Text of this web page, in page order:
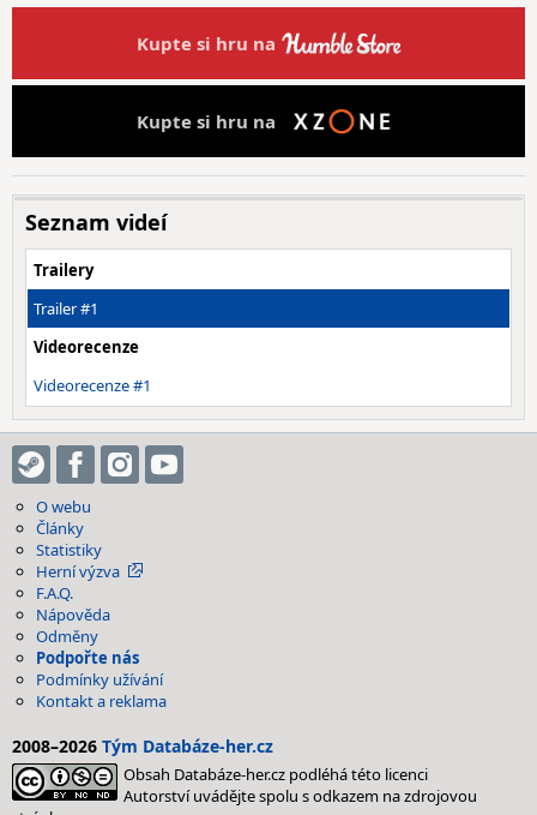
Kupte si hru na
Kupte si hru na
Seznam videí
Trailery
Trailer #1
Videorecenze
Videorecenze #1
O webu
Články
Statistiky
Herní výzva
F.A.Q.
Nápověda
Odměny
Podpořte nás
Podmínky užívání
Kontakt a reklama
2008–2026 Tým Databáze-her.cz
Obsah Databáze-her.cz podléhá této licenci
Autorství uvádějte spolu s odkazem na zdrojovou